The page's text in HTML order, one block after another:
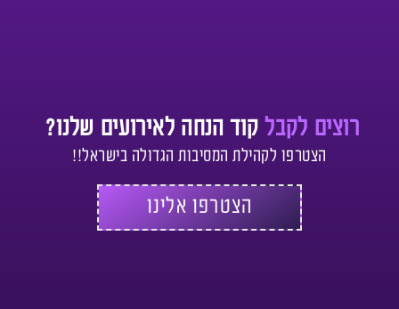
רוצים לקבל קוד הנחה לאירועים שלנו?
הצטרפו לקהילת המסיבות הגדולה בישראל!!
הצטרפו אלינו